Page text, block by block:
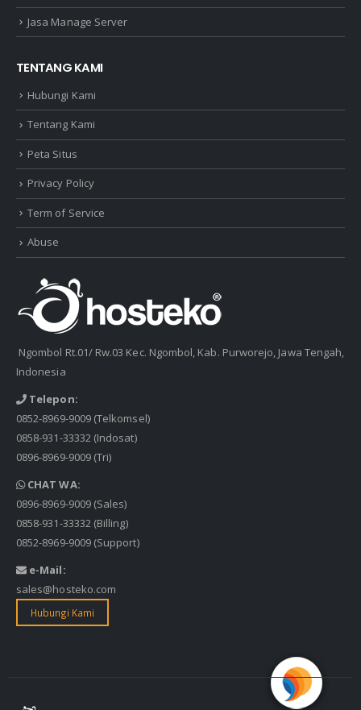
Jasa Manage Server
TENTANG KAMI
Hubungi Kami
Tentang Kami
Peta Situs
Privacy Policy
Term of Service
Abuse
Ngombol Rt.01/ Rw.03 Kec. Ngombol, Kab. Purworejo, Jawa Tengah,
Indonesia
Telepon:
0852-8969-9009(Telkomsel)
0858-931-33332(Indosat)
0896-8969-9009(Tri)
CHAT WA:
0896-8969-9009(Sales)
0858-931-33332(Billing)
0852-8969-9009(Support)
e-Mail:
sales@hosteko.com
Hubungi Kami